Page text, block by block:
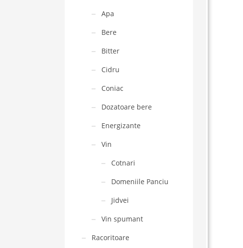
Apa
Bere
Bitter
Cidru
Coniac
Dozatoare bere
Energizante
Vin
Cotnari
Domeniile Panciu
Jidvei
Vin spumant
Racoritoare